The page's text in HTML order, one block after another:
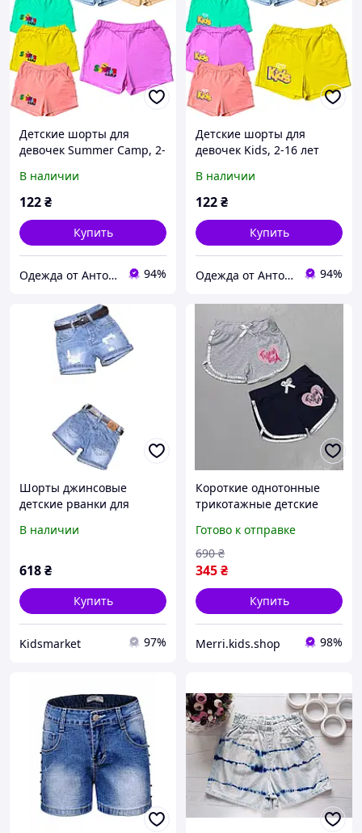
Детские шорты для
девочек Summer Camp, 2-
В наличии
122₴
Купить
Одежда от Антона 94%
Детские шорты для
девочек Kids, 2-16 лет
В наличии
122₴
Купить
Одежда от Антона 94%
Шорты джинсовые
детские рванки для
голубого цвета
В наличии
618₴
Купить
Kidsmarket 97%
Короткие однотонные
трикотажные детские
качественные красивые
легкие шортики для
маленьких девочек
хлопок на 1-6л
Готово к отправке
345₴
690 ₴
Купить
Merri.kids.shop 98%